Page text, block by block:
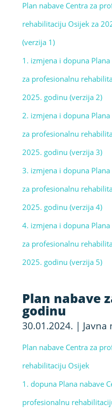
Plan nabave Centra za
rehabilitaciju Osijek za
(verzija 1)
1. izmjena i dopuna
za profesionalnu
2025. godinu (verzija 2)
2. izmjena i dopuna Plana
za profesionalnu
2025. godinu (verzija 3)
3. izmjena i dopuna Plana
za profesionalnu
2025. godinu (verzija 4)
4. izmjena i dopuna Plana
za profesionalnu
2025. godinu (verzija 5)
Plan nabave
godinu
30.01.2024. | Javna
Plan nabave Centra za
rehabilitaciju Osijek
1. dopuna Plana nabave
profesionalnu